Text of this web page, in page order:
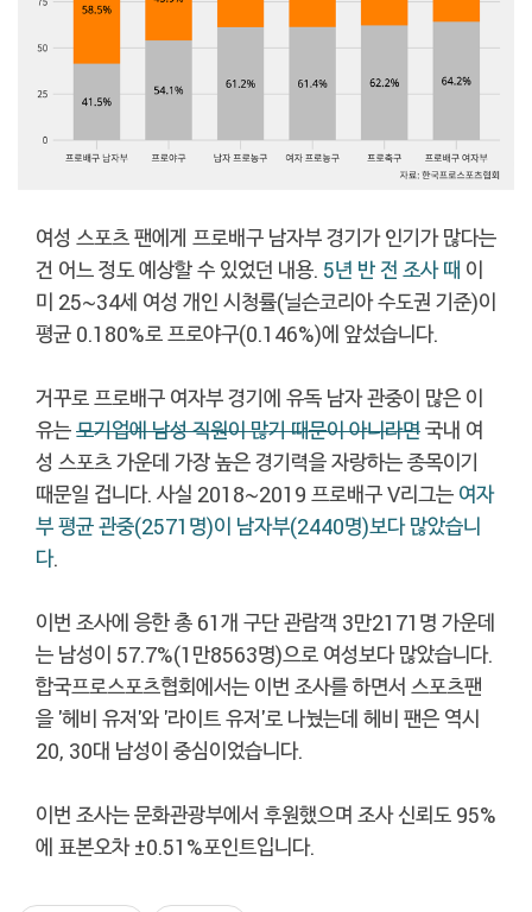
여성 스포츠 팬에게 프로배구 남자부 경기가 인기가 많다는
건 어느 정도 예상할 수 있었던 내용. 5년 반 전 조사 때 이
미 25~34세 여성 개인 시청률(닐슨코리아 수도권 기준)이
평균 0.180%로 프로야구(0.146%)에 앞섰습니다.
거꾸로 프로배구 여자부 경기에 유독 남자 관중이 많은 이
유는모기업에 남성 직원이 많기 때문이 아니라면국내 여
성 스포츠 가운데 가장 높은 경기력을 자랑하는 종목이기
때문일 겁니다. 사실 2018~2019 프로배구 V리그는 여자
부 평균 관중(2571명)이 남자부(2440명)보다 많았습니
다.
이번 조사에 응한 총 61개 구단 관람객 3만2171명 가운데
는 남성이 57.7%(1만8563명)으로 여성보다 많았습니다.
합국프로스포츠협회에서는 이번 조사를 하면서 스포츠팬
을 '헤비 유저'와 '라이트 유저'로 나눴는데 헤비 팬은 역시
20, 30대 남성이 중심이었습니다.
이번 조사는 문화관광부에서 후원했으며 조사 신뢰도 95%
에 표본오차 ±0.51%포인트입니다.